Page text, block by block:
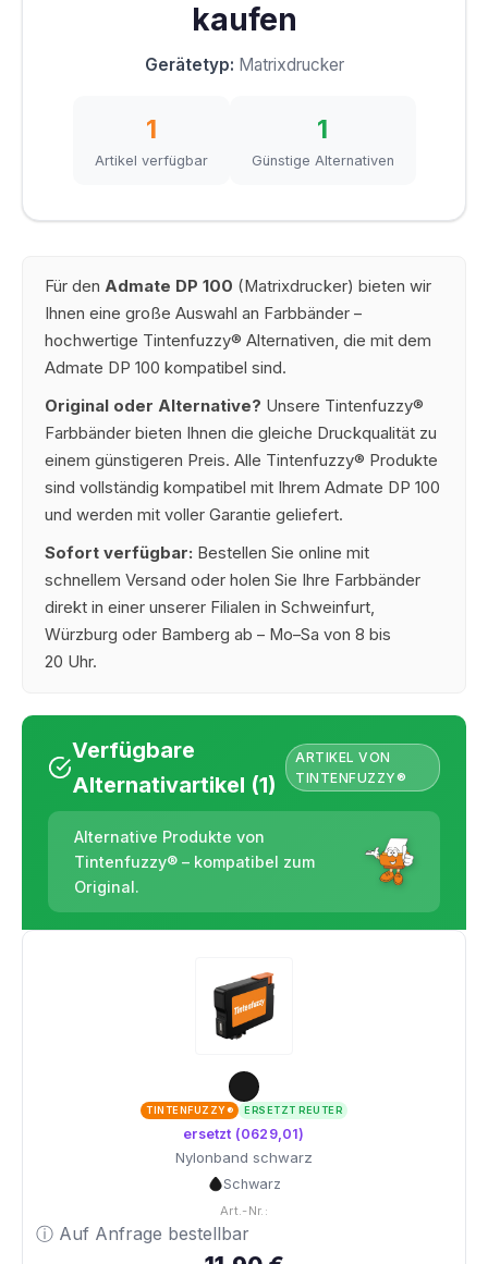
kaufen
Gerätetyp: Matrixdrucker
1
Artikel verfügbar
1
Günstige Alternativen
Für den Admate DP 100 (Matrixdrucker) bieten wir
Ihnen eine große Auswahl an Farbbänder –
hochwertige Tintenfuzzy® Alternativen, die mit dem
Admate DP 100 kompatibel sind.
Original oder Alternative? Unsere Tintenfuzzy®
Farbbänder bieten Ihnen die gleiche Druckqualität zu
einem günstigeren Preis. Alle Tintenfuzzy® Produkte
sind vollständig kompatibel mit Ihrem Admate DP 100
und werden mit voller Garantie geliefert.
Sofort verfügbar: Bestellen Sie online mit
schnellem Versand oder holen Sie Ihre Farbbänder
direkt in einer unserer Filialen in Schweinfurt,
Würzburg oder Bamberg ab – Mo–Sa von 8 bis
20 Uhr.
Verfügbare
Alternativartikel (1)
ARTIKEL VON
TINTENFUZZY®
Alternative Produkte von
Tintenfuzzy® – kompatibel zum
Original.
TINTENFUZZY® ERSETZT REUTER
ersetzt (0629,01)
Nylonband schwarz
Schwarz
Art.-Nr.:
ⓘ Auf Anfrage bestellbar